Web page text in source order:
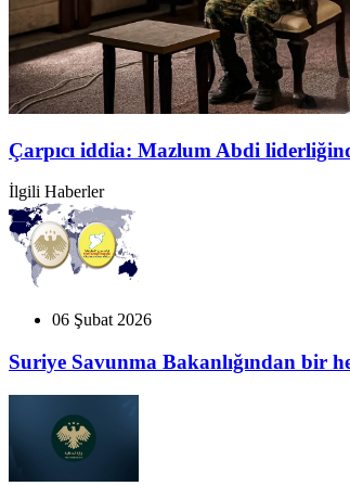
Çarpıcı iddia: Mazlum Abdi
İlgili Haberler
06 Şubat 2026
Suriye Savunma Bakanlığından bir